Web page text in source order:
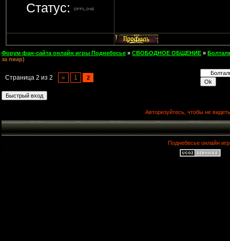
Статус:
Форум фан-сайта онлайн игры Поднебесье » СВОБОДНОЕ ОБЩЕНИЕ »
за пиар)
Страница 2 из 2 « 1 2
Авторизуйтесь, чтобы не
Поднебесье онлайн